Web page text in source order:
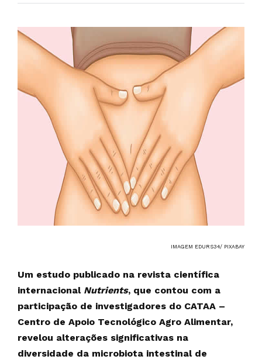
IMAGEM EDURS34/ PIXABAY
Um estudo publicado na revista científica
internacional Nutrients, que contou com a
participação de investigadores do CATAA –
Centro de Apoio Tecnológico Agro Alimentar,
revelou alterações significativas na
diversidade da microbiota intestinal de